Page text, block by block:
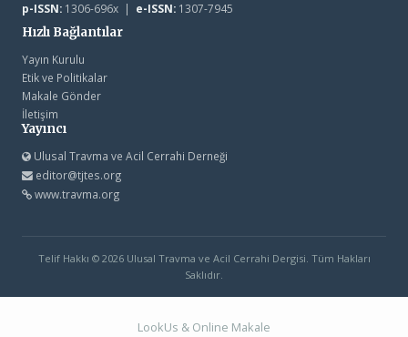
p-ISSN:1306-696x | e-ISSN:1307-7945
Hızlı Bağlantılar
Yayın Kurulu
Etik ve Politikalar
Makale Gönder
İletişim
Yayıncı
Ulusal Travma ve Acil Cerrahi Derneği
editor@tjtes.org
www.travma.org
Telif Hakkı © 2026 Ulusal Travma ve Acil Cerrahi Dergisi. Tüm Hakları
Saklıdır.
LookUs & Online Makale